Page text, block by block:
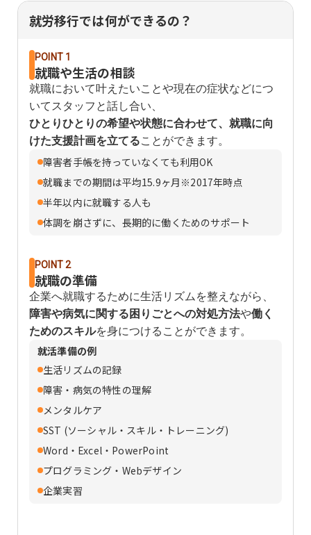
就労移行では何ができるの？
POINT 1
就職や生活の相談
就職において叶えたいことや現在の症状などにつ
いてスタッフと話し合い、
ひとりひとりの希望や状態に合わせて、就職に向
けた支援計画を立てることができます。
障害者手帳を持っていなくても利用OK
就職までの期間は平均15.9ヶ月※2017年時点
半年以内に就職する人も
体調を崩さずに、長期的に働くためのサポート
POINT 2
就職の準備
企業へ就職するために生活リズムを整えながら、
障害や病気に関する困りごとへの対処方法や働く
ためのスキルを身につけることができます。
就活準備の例
生活リズムの記録
障害・病気の特性の理解
メンタルケア
SST (ソーシャル・スキル・トレーニング)
Word・Excel・PowerPoint
プログラミング・Webデザイン
企業実習